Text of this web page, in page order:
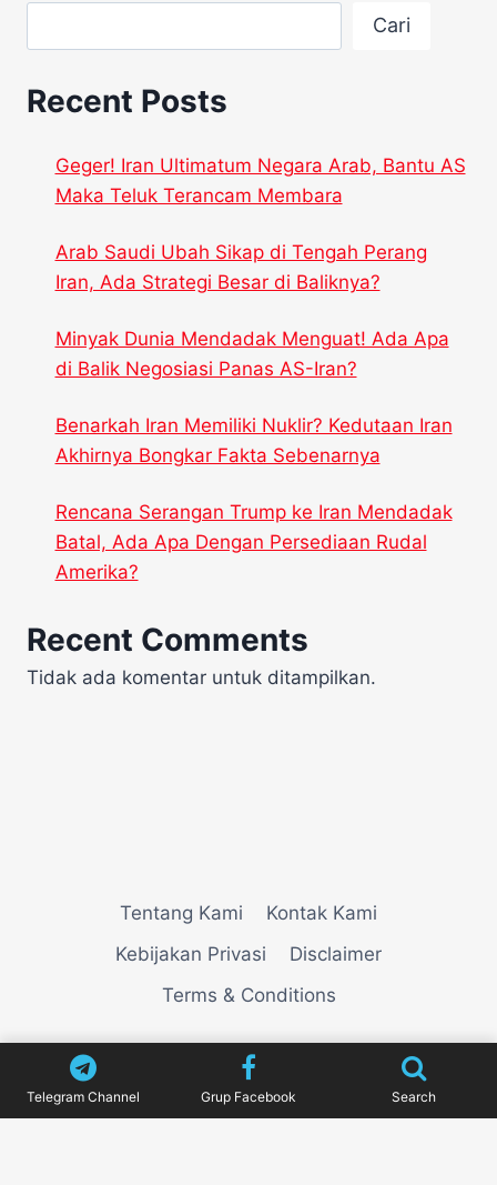
Cari
Recent Posts
Geger! Iran Ultimatum Negara Arab, Bantu AS
Maka Teluk Terancam Membara
Arab Saudi Ubah Sikap di Tengah Perang
Iran, Ada Strategi Besar di Baliknya?
Minyak Dunia Mendadak Menguat! Ada Apa
di Balik Negosiasi Panas AS-Iran?
Benarkah Iran Memiliki Nuklir? Kedutaan Iran
Akhirnya Bongkar Fakta Sebenarnya
Rencana Serangan Trump ke Iran Mendadak
Batal, Ada Apa Dengan Persediaan Rudal
Amerika?
Recent Comments
Tidak ada komentar untuk ditampilkan.
Tentang Kami
Kontak Kami
Kebijakan Privasi
Disclaimer
Terms & Conditions
VIEWNEWZ
Telegram Channel Grup Facebook Search